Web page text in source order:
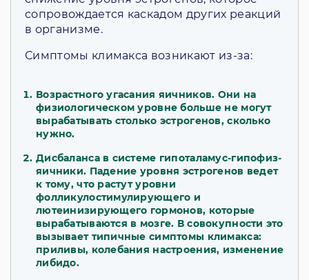
сопровождается каскадом других реакций
в организме.
Симптомы климакса возникают из-за:
Возрастного угасания яичников. Они на
физиологическом уровне больше не могут
вырабатывать столько эстрогенов, сколько
нужно.
Дисбаланса в системе гипоталамус-гипофиз-
яичники. Падение уровня эстрогенов ведет
к тому, что растут уровни
фолликулостимулирующего и
лютеинизирующего гормонов, которые
вырабатываются в мозге. В совокупности это
вызывает типичные симптомы климакса:
приливы, колебания настроения, изменение
либидо.